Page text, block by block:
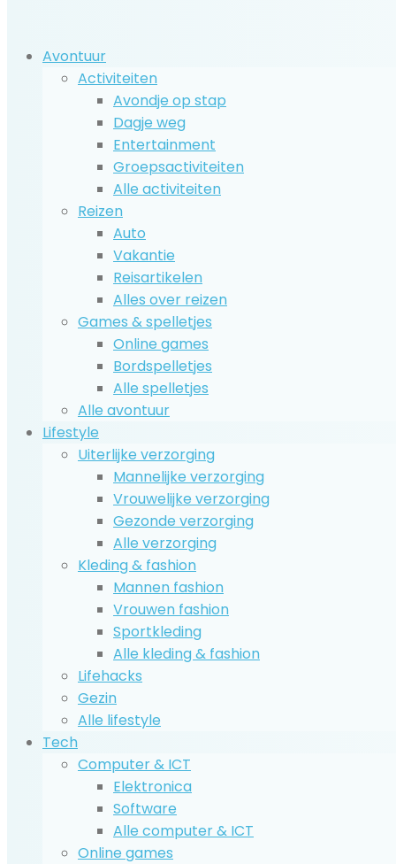
Avontuur
Activiteiten
Avondje op stap
Dagje weg
Entertainment
Groepsactiviteiten
Alle activiteiten
Reizen
Auto
Vakantie
Reisartikelen
Alles over reizen
Games & spelletjes
Online games
Bordspelletjes
Alle spelletjes
Alle avontuur
Lifestyle
Uiterlijke verzorging
Mannelijke verzorging
Vrouwelijke verzorging
Gezonde verzorging
Alle verzorging
Kleding & fashion
Mannen fashion
Vrouwen fashion
Sportkleding
Alle kleding & fashion
Lifehacks
Gezin
Alle lifestyle
Tech
Computer & ICT
Elektronica
Software
Alle computer & ICT
Online games